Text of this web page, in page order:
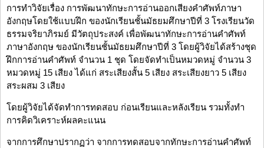
การทำวิจัยเรื่อง การพัฒนาทักษะการอ่านออกเสียงคำศัพท์ภาษา
อังกฤษโดยใช้แบบฝึก ของนักเรียนชั้นมัธยมศึกษาปีที่ 3 โรงเรียนวัด
ธรรมจริยาภิรมย์ มีวัตถุประสงค์ เพื่อพัฒนาทักษะการอ่านคำศัพท์
ภาษาอังกฤษ ของนักเรียนชั้นมัธยมศึกษาปีที่ 3 โดยผู้วิจัยได้สร้างชุด
ฝึกการอ่านคำศัพท์ จำนวน 1 ชุด โดยจัดทำเป็นหมวดหมู่ จำนวน 3
หมวดหมู่ 15 เสียง ได้แก่ สระเสียงสั้น 5 เสียง สระเสียงยาว 5 เสียง
สระผสม 3 เสียง
โดยผู้วิจัยได้จัดทําการทดสอบ ก่อนเรียนและหลังเรียน รวมทั้งทํา
การคิดวิเคราะห์ผลคะแนน
จากการศึกษาปรากฏว่า จากการทดสอบจากทักษะการอ่านคําศัพท์